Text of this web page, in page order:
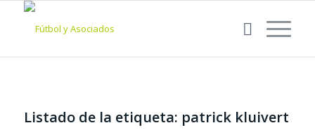
Listado de la etiqueta: patrick kluivert